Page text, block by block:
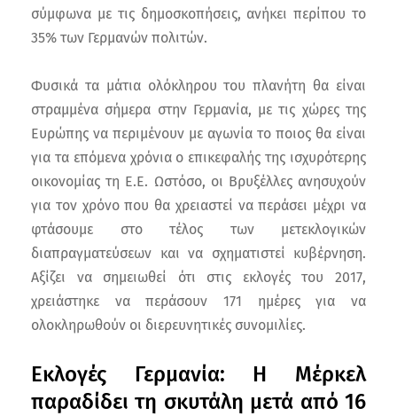
σύμφωνα με τις δημοσκοπήσεις, ανήκει περίπου το
35% των Γερμανών πολιτών.
Φυσικά τα μάτια ολόκληρου του πλανήτη θα είναι
στραμμένα σήμερα στην Γερμανία, με τις χώρες της
Ευρώπης να περιμένουν με αγωνία το ποιος θα είναι
για τα επόμενα χρόνια ο επικεφαλής της ισχυρότερης
οικονομίας τη Ε.Ε. Ωστόσο, οι Βρυξέλλες ανησυχούν
για τον χρόνο που θα χρειαστεί να περάσει μέχρι να
φτάσουμε στο τέλος των μετεκλογικών
διαπραγματεύσεων και να σχηματιστεί κυβέρνηση.
Αξίζει να σημειωθεί ότι στις εκλογές του 2017,
χρειάστηκε να περάσουν 171 ημέρες για να
ολοκληρωθούν οι διερευνητικές συνομιλίες.
Εκλογές Γερμανία: Η Μέρκελ
παραδίδει τη σκυτάλη μετά από 16